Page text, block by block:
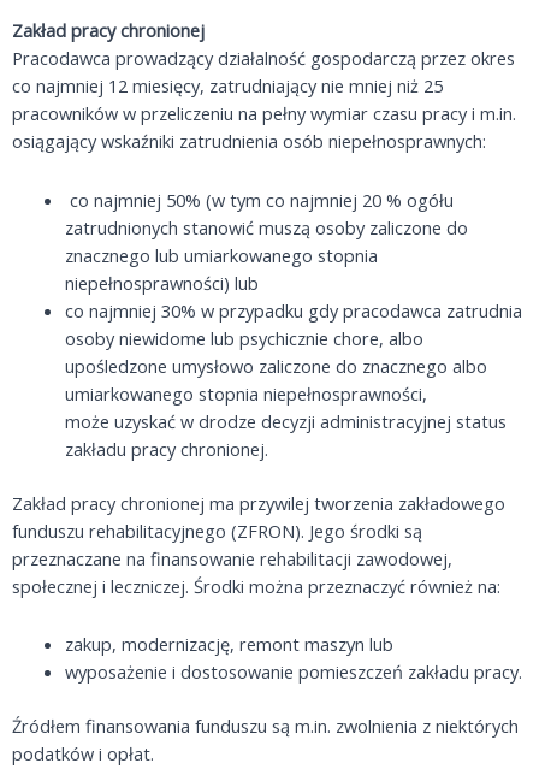
Zakład pracy chronionej
Pracodawca prowadzący działalność gospodarczą przez okres
co najmniej 12 miesięcy, zatrudniający nie mniej niż 25
pracowników w przeliczeniu na pełny wymiar czasu pracy i m.in.
osiągający wskaźniki zatrudnienia osób niepełnosprawnych:
co najmniej 50% (w tym co najmniej 20 % ogółu
zatrudnionych stanowić muszą osoby zaliczone do
znacznego lub umiarkowanego stopnia
niepełnosprawności) lub
co najmniej 30% w przypadku gdy pracodawca zatrudnia
osoby niewidome lub psychicznie chore, albo
upośledzone umysłowo zaliczone do znacznego albo
umiarkowanego stopnia niepełnosprawności,
może uzyskać w drodze decyzji administracyjnej status
zakładu pracy chronionej.
Zakład pracy chronionej ma przywilej tworzenia zakładowego
funduszu rehabilitacyjnego (ZFRON). Jego środki są
przeznaczane na finansowanie rehabilitacji zawodowej,
społecznej i leczniczej. Środki można przeznaczyć również na:
zakup, modernizację, remont maszyn lub
wyposażenie i dostosowanie pomieszczeń zakładu pracy.
Źródłem finansowania funduszu są m.in. zwolnienia z niektórych
podatków i opłat.